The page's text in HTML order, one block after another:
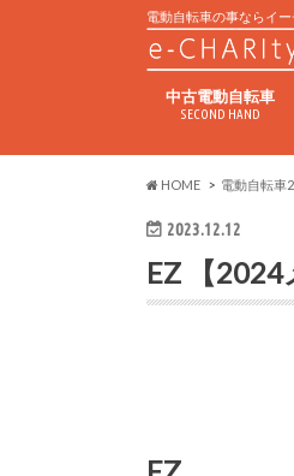
電動自転車の事ならイー
中古電動自転車
SECOND HAND
HOME 電動自転車
2023.12.12
EZ 【2024